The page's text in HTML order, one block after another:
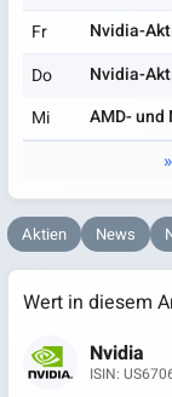
Fr
Nvidia-
Do
Nvidia-
Mi
AMD-
Aktien News
Wert in diesem
Nvidia
ISIN: